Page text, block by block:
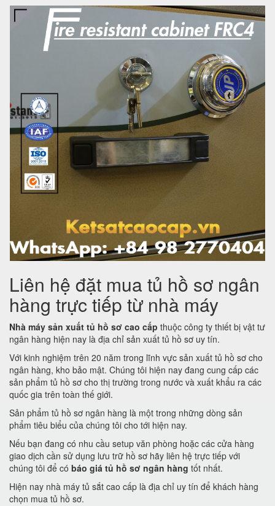
Liên hệ đặt mua tủ hồ sơ ngân
hàng trực tiếp từ nhà máy
Nhà máy sản xuất tủ hồ sơ cao cấp thuộc công ty thiết bị vật tư
ngân hàng hiện nay là địa chỉ sản xuất tủ hồ sơ uy tín.
Với kinh nghiệm trên 20 năm trong lĩnh vực sản xuất tủ hồ sơ cho
ngân hàng, kho bảo mật. Chúng tôi hiện nay đang cung cấp các
sản phẩm tủ hồ sơ cho thị trường trong nước và xuất khẩu ra các
quốc gia trên toàn thế giới.
Sản phẩm tủ hồ sơ ngân hàng là một trong những dòng sản
phẩm tiêu biểu của chúng tôi cho tới hiện nay.
Nếu bạn đang có nhu cầu setup văn phòng hoặc các cửa hàng
giao dịch cần sử dụng lưu trữ hồ sơ hãy liên hệ trực tiếp với
chúng tôi để có báo giá tủ hồ sơ ngân hàng tốt nhất.
Hiện nay nhà máy tủ sắt cao cấp là địa chỉ uy tín để khách hàng
chọn mua tủ hồ sơ.